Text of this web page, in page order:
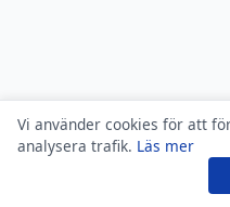
Vi använder cookies för att
analysera trafik. Läs mer